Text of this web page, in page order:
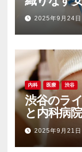
ク2025年9月24
内科 医療 渋谷
渋谷のラ
と内科病
裏側
2025年9月21日